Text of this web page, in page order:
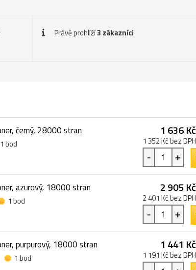
Právě prohlíží3 zákazníci
černý, 28000 stran
1 bod
1 636 Kč
1 352 Kč bez DPH
- +
azurový, 18000 stran
1 bod
2 905 Kč
2 401 Kč bez DPH
- +
purpurový, 18000 stran
1 bod
1 441 Kč
1 191 Kč bez DPH